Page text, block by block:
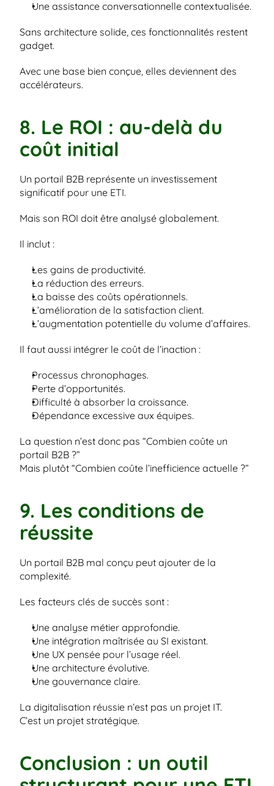
Une assistance conversationnelle contextualisée.
Sans architecture solide, ces fonctionnalités restent
gadget.
Avec une base bien conçue, elles deviennent des
accélérateurs.
8. Le ROI : au-delà du
coût initial
Un portail B2B représente un investissement
significatif pour une ETI.
Mais son ROI doit être analysé globalement.
Il inclut :
Les gains de productivité.
La réduction des erreurs.
La baisse des coûts opérationnels.
L’amélioration de la satisfaction client.
L’augmentation potentielle du volume d’affaires.
Il faut aussi intégrer le coût de l’inaction :
Processus chronophages.
Perte d’opportunités.
Difficulté à absorber la croissance.
Dépendance excessive aux équipes.
La question n’est donc pas “Combien coûte un
portail B2B ?”
Mais plutôt “Combien coûte l’inefficience actuelle ?”
9. Les conditions de
réussite
Un portail B2B mal conçu peut ajouter de la
complexité.
Les facteurs clés de succès sont :
Une analyse métier approfondie.
Une intégration maîtrisée au SI existant.
Une UX pensée pour l’usage réel.
Une architecture évolutive.
Une gouvernance claire.
La digitalisation réussie n’est pas un projet IT.
C’est un projet stratégique.
Conclusion : un outil